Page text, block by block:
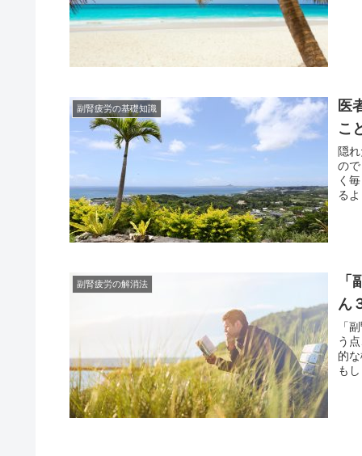
副腎疲労の基礎知識
医
こ
隠
の
く
る
副腎疲労の解消法
ん
「
う
的
も